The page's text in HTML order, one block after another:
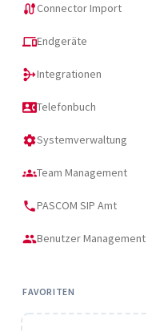
cableConnector Import
devicesEndgeräte
mediationIntegrationen
contact_phoneTelefonbuch
settingsSystemverwaltung
groupsTeam Management
phonePASCOM SIP Amt
peopleBenutzer Management
FAVORITEN